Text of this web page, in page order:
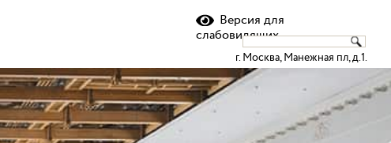
Версия для
слабовидящих
г. Москва, Манежная пл, д.1.